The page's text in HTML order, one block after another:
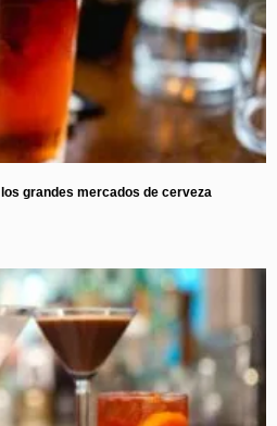
grandes mercados de cerveza